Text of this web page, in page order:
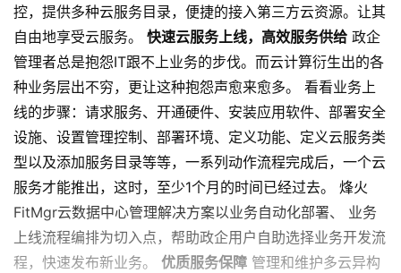
控，提供多种云服务目录，便捷的接入第三方云资源。让其
自由地享受云服务。 快速云服务上线，高效服务供给 政企
管理者总是抱怨IT跟不上业务的步伐。而云计算衍生出的各
种业务层出不穷，更让这种抱怨声愈来愈多。 看看业务上
线的步骤：请求服务、开通硬件、安装应用软件、部署安全
设施、设置管理控制、部署环境、定义功能、定义云服务类
型以及添加服务目录等等，一系列动作流程完成后，一个云
服务才能推出，这时，至少1个月的时间已经过去。 烽火
FitMgr云数据中心管理解决方案以业务自动化部署、 业务
上线流程编排为切入点，帮助政企用户自助选择业务开发流
程，快速发布新业务。 优质服务保障 管理和维护多云异构